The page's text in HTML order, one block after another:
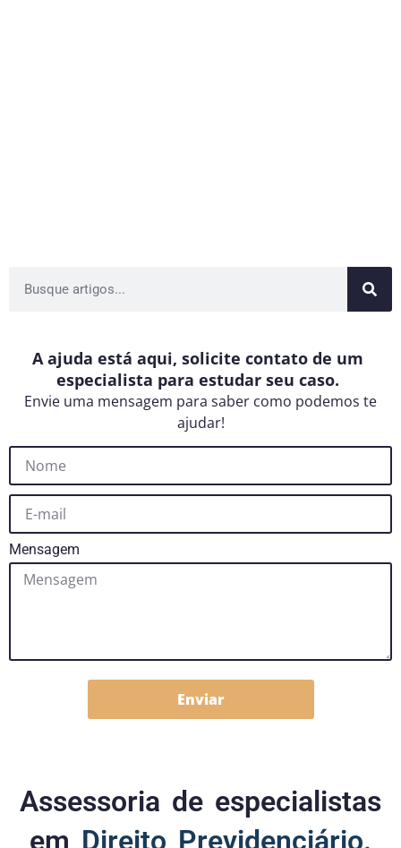
A ajuda está aqui, solicite contato de um
especialista para estudar seu caso.
Envie uma mensagem para saber como podemos te
ajudar!
Mensagem
Enviar
Assessoria de especialistas